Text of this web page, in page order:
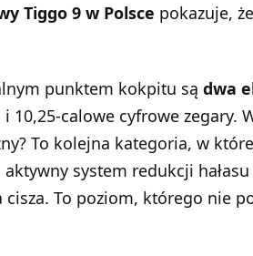
Tiggo 9 w Polsce pokazuje,
punktem kokpitu są dwa
calowe cyfrowe zegary.
To kolejna kategoria, w
system redukcji
To poziom, którego nie